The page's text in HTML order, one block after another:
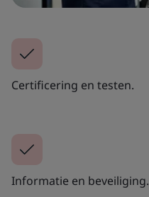
Certificering en testen.
Informatie en beveiliging.